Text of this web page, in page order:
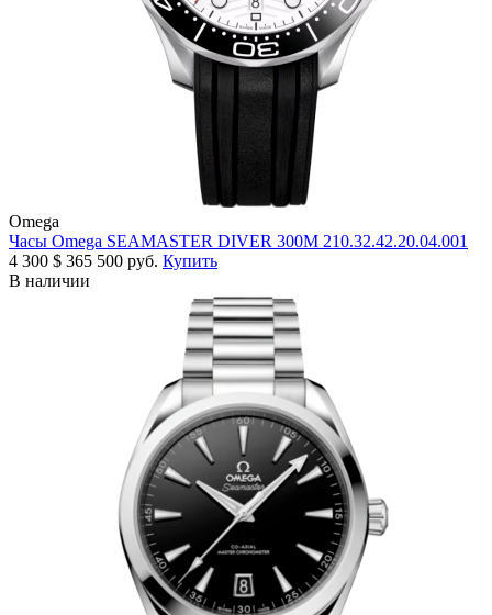
Omega
Часы Omega SEAMASTER DIVER 300M 210.32.42.20.04.001
4 300 $ 365 500 руб. Купить
В наличии